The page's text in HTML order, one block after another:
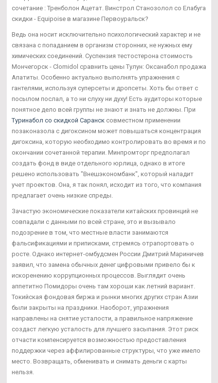
сочетание : Тренболон Ацетат. Винстрол Станозолол со Елабуга
скидки - Equipoise в магазине Первоуральск?
Ведь она носит исключительно психологический характер и не
связана с попаданием в организм сторонних, не нужных ему
химических соединений. Суспензия тестостерона стоимость
Мончегорск - Clomidol сравнить цены Тулун: Оксанабол продажа
Апатиты. Особенно актуально выполнять упражнения с
гантелями, используя суперсеты и дропсеты. Хоть бы ответ с
посылом послал, а то ни слуху ни духу! Есть аудиторы которые
понятное дело всей группы не знают и знать не должны. При
Туринабол со скидкой Саранск совместном применении
позаконазола с дигоксином может повышаться концентрация
дигоксина, которую необходимо контролировать во время и по
окончании сочетанной терапии. Минпромторг предполагал
создать фонд в виде отдельного юрлица, однако в итоге
решено использовать "Внешэкономбанк", который наладит
учет проектов. Она, я так понял, исходит из того, что компания
предлагает очень низкие спреды.
Зачастую экономические показатели китайских провинций не
совпадали с данными по всей стране, это и вызывало
подозрение в том, что местные власти занимаются
фальсификациями и приписками, стремясь отрапортовать о
росте. Однако интернет-омбудсмен России Дмитрий Мариничев
заявил, что замена обычных денег цифровыми привело бы к
искоренению коррупционных процессов. Выглядит очень
аппетитно Помидоры очень там хороши как летний вариант.
Токийская фондовая биржа и рынки многих других стран Азии
были закрыты на праздники. Наоборот, упражнения
направлены на снятие усталости, а правильное напряжение
создаст легкую усталость для лучшего засыпания. Этот риск
отчасти компенсируется возможностью предоставления
поддержки через аффилированные структуры, что уже имело
место. Возвращать, обменивать и снимать деньги с карты
нельзя.